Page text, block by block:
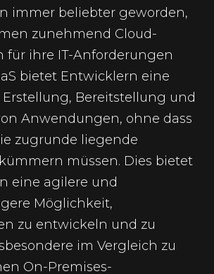
immer beliebter geworden,
zunehmend Cloud-
für ihre IT-Anforderungen
bietet Entwicklern eine
Bereitstellung und
Anwendungen, ohne dass
zugrunde liegende
müssen. Dies bietet
eine agilere und
Möglichkeit,
zu entwickeln und zu
im Vergleich zu
On-Premises-